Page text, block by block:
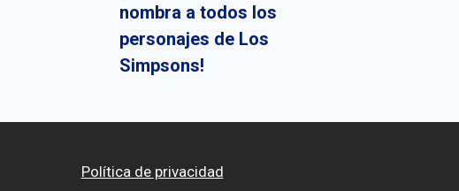
nombra a todos los
personajes de Los
Simpsons!
Política de privacidad